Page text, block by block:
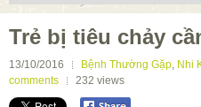
Trẻ bị tiêu chảy
13/10/2016 Bệnh Thường Gặp, Nhi
comments
232 views